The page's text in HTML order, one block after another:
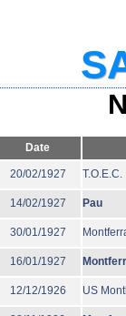
Date
20/02/1927 T.O.E.C.
14/02/1927 Pau
30/01/1927
16/01/1927
12/12/1926 US